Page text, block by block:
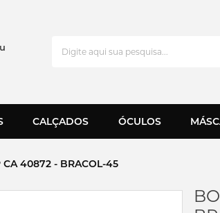
CALÇADOS ÓCULOS
CA 40872 - BRACOL-45